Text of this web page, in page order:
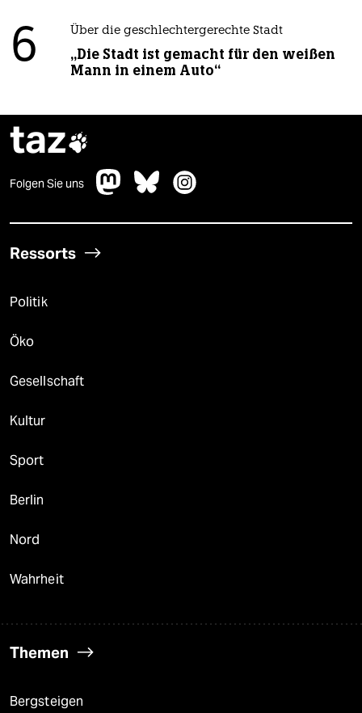
6 Über die geschlechtergerechte Stadt
„Die Stadt ist gemacht für den weißen
Mann in einem Auto“
taz
Folgen Sie uns
Ressorts
Politik
Öko
Gesellschaft
Kultur
Sport
Berlin
Nord
Wahrheit
Themen
Bergsteigen